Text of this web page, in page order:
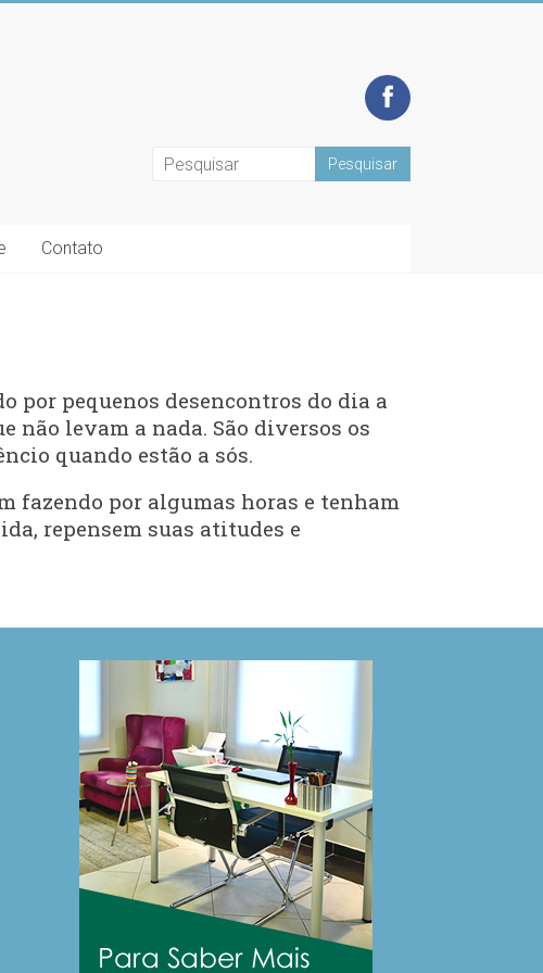
Contato
por pequenos desencontros do dia a
não levam a nada. São diversos os
quando estão a sós.
fazendo por algumas horas e tenham
repensem suas atitudes e